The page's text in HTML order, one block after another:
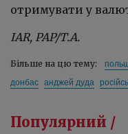
отримувати у
IAR, PAP/Т.А.
Більше на цю тему:
донбас анджей дуда
Популярний /